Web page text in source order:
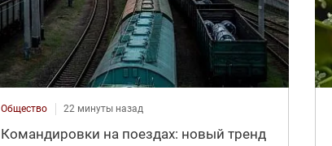
Общество 22 минуты назад
Командировки на поездах: новый тренд